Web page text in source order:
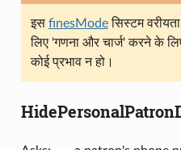
इस finesModeसिस्टम
लिए 'गणना और चार्ज' करने के
कोई प्रभाव न हो।